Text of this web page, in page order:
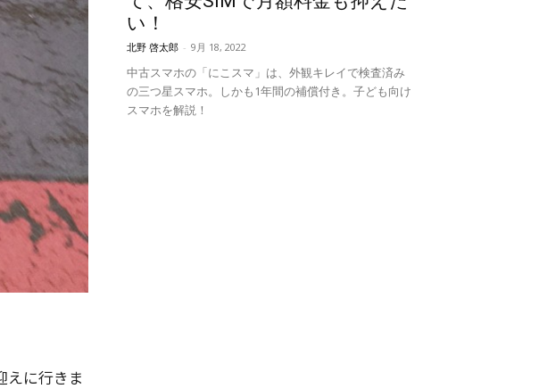
えに行きま
い！
北野 啓太郎 - 9月 18, 2022
中古スマホの「にこスマ」は、外観キレイで検査済み
の三つ星スマホ。しかも1年間の補償付き。子ども向け
スマホを解説！